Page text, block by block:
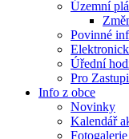
Územní
Povinné
Úřední
Pro
Info z obce
Novinky
Kalendář
Fotogalerie